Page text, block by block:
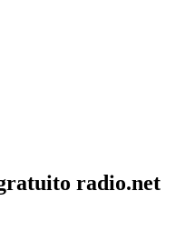
radio.net